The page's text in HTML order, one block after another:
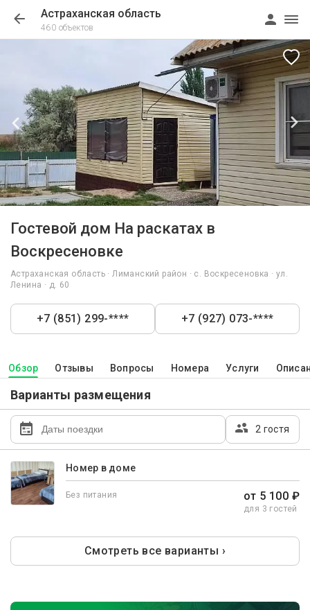
Астраханская область
460 объектов
Гостевой дом На раскатах в
Воскресеновке
Астраханская область · Лиманский район · с. Воскресеновка · ул.
Ленина · д. 60
+7 (851) 299-**** +7 (927) 073-****
Обзор Отзывы Вопросы Номера Услуги
Варианты размещения
2 гостя
Номер в доме
Без питания от 5 100 ₽
для 3 гостей
Смотреть все варианты ›